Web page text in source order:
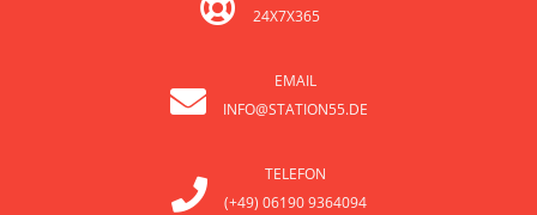
24X7X365
EMAIL
INFO@STATION55.DE
TELEFON
(+49) 06190 9364094